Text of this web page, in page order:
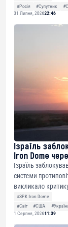
#Росія
#Супутник
31 Липня, 202622:46
Ізраїль
Iron Dome
Ізраїль
системи
викликало
#ЗРК Iron Dome
#Світ
#США
1 Серпня, 202611:39